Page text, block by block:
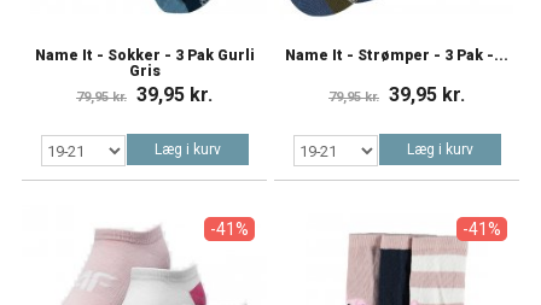
Name It - Sokker - 3 Pak Gurli
Gris
79,95 kr. 39,95 kr.
Læg i kurv
Name It - Strømper - 3 Pak -...
79,95 kr. 39,95 kr.
Læg i kurv
-41% -41%